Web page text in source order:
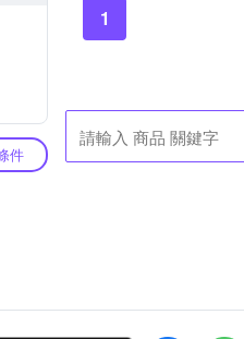
件
1